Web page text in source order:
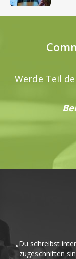
Werde Teil
„Du schreibst
zugeschnitten